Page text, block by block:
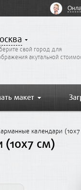
свой город для
акутальной
макет
календари
(10x7 см)